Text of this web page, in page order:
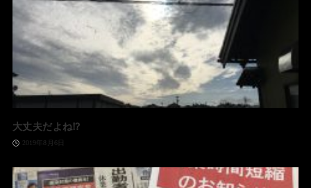
大丈夫だよね⁉️
2019年8月6日